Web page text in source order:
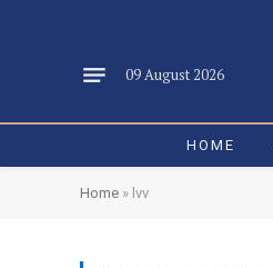
09 August 2026
HOME
Home » lvv